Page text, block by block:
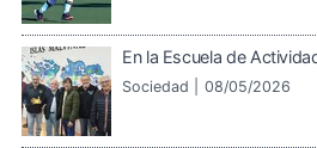
En la Escuela de
Sociedad | 08/05/2026